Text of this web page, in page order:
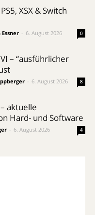
XSX & Switch
6. August 2026 0
– “ausführlicher
6. August 2026 8
aktuelle
Hard- und Software
6. August 2026 4